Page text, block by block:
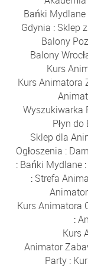
Bańki Mydlane
Gdynia : Sklep
Balony
Balony
Kurs
Kurs Animatora
Wyszukiwarka
Płyn do
Sklep dla
Ogłoszenia :
: Bańki Mydlane
: Strefa
Kurs Animatora
:
Kurs
Animator
Party :